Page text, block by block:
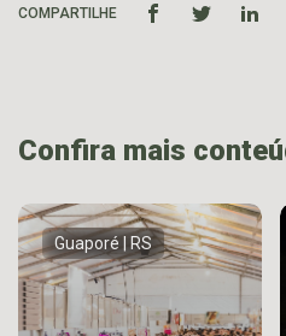
COMPARTILHE
Confira mais
Guaporé | RS